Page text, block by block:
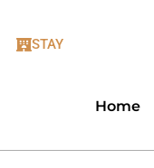
STAY
Home